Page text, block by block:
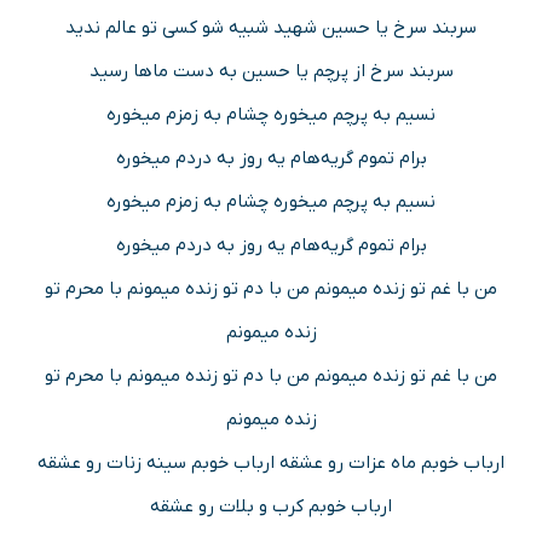
سربند سرخ یا حسین شهید شبیه شو کسی تو عالم ندید
سربند سرخ از پرچم یا حسین به دست ماها رسید
نسیم به پرچم میخوره چشام به زمزم میخوره
برام تموم گریه‌هام یه روز به دردم میخوره
نسیم به پرچم میخوره چشام به زمزم میخوره
برام تموم گریه‌هام یه روز به دردم میخوره
من با غم تو زنده میمونم من با دم تو زنده میمونم با محرم تو
زنده میمونم
من با غم تو زنده میمونم من با دم تو زنده میمونم با محرم تو
زنده میمونم
ارباب خوبم ماه عزات رو عشقه ارباب خوبم سینه زنات رو عشقه
ارباب خوبم کرب و بلات رو عشقه